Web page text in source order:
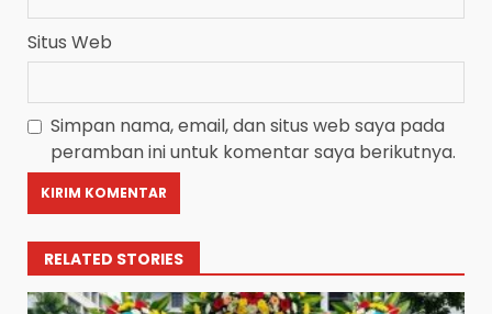
Situs Web
Simpan nama, email, dan situs web saya pada
peramban ini untuk komentar saya berikutnya.
RELATED STORIES